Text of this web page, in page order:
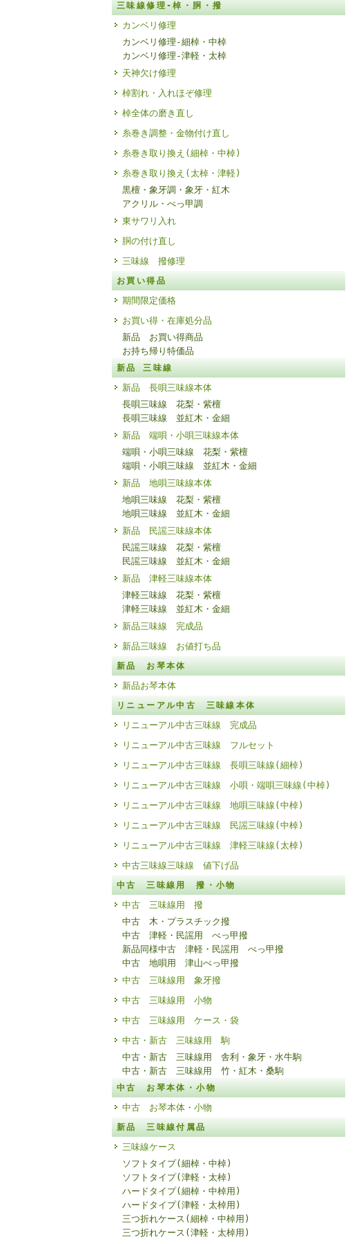
三味線修理-棹・胴・撥
カンベリ修理
カンベリ修理-細棹・中棹
カンベリ修理-津軽・太棹
天神欠け修理
棹割れ・入れほぞ修理
棹全体の磨き直し
糸巻き調整・金物付け直し
糸巻き取り換え(細棹・中棹)
糸巻き取り換え(太棹・津軽)
黒檀・象牙調・象牙・紅木
アクリル・べっ甲調
東サワリ入れ
胴の付け直し
三味線 撥修理
お買い得品
期間限定価格
お買い得・在庫処分品
新品 お買い得商品
お持ち帰り特価品
新品 三味線
新品 長唄三味線本体
長唄三味線 花梨・紫檀
長唄三味線 並紅木・金細
新品 端唄・小唄三味線本体
端唄・小唄三味線 花梨・紫檀
端唄・小唄三味線 並紅木・金細
新品 地唄三味線本体
地唄三味線 花梨・紫檀
地唄三味線 並紅木・金細
新品 民謡三味線本体
民謡三味線 花梨・紫檀
民謡三味線 並紅木・金細
新品 津軽三味線本体
津軽三味線 花梨・紫檀
津軽三味線 並紅木・金細
新品三味線 完成品
新品三味線 お値打ち品
新品 お琴本体
新品お琴本体
リニューアル中古 三味線本体
リニューアル中古三味線 完成品
リニューアル中古三味線 フルセット
リニューアル中古三味線 長唄三味線(細棹)
リニューアル中古三味線 小唄・端唄三味線(中棹)
リニューアル中古三味線 地唄三味線(中棹)
リニューアル中古三味線 民謡三味線(中棹)
リニューアル中古三味線 津軽三味線(太棹)
中古三味線三味線 値下げ品
中古 三味線用 撥・小物
中古 三味線用 撥
中古 木・プラスチック撥
中古 津軽・民謡用 べっ甲撥
新品同様中古 津軽・民謡用 べっ甲撥
中古 地唄用 津山べっ甲撥
中古 三味線用 象牙撥
中古 三味線用 小物
中古 三味線用 ケース・袋
中古・新古 三味線用 駒
中古・新古 三味線用 舎利・象牙・水牛駒
中古・新古 三味線用 竹・紅木・桑駒
中古 お琴本体・小物
中古 お琴本体・小物
新品 三味線付属品
三味線ケース
ソフトタイプ(細棹・中棹)
ソフトタイプ(津軽・太棹)
ハードタイプ(細棹・中棹用)
ハードタイプ(津軽・太棹用)
三つ折れケース(細棹・中棹用)
三つ折れケース(津軽・太棹用)